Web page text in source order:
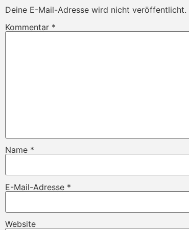
Deine E-Mail-Adresse wird nicht veröffentlicht.
Kommentar *
Name *
E-Mail-Adresse *
Website